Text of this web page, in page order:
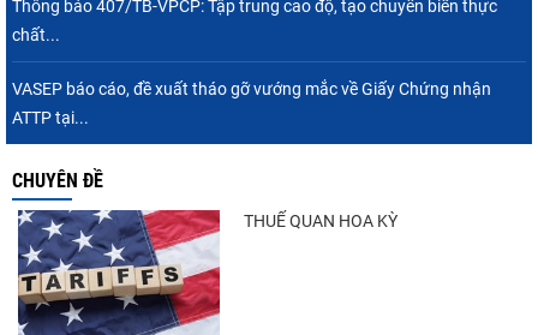
Xuất khẩu cá ngừ Việt Nam sang Canada
Thông báo 407/TB-VPCP: Tập trung cao độ, tạo chuyển biến thực
chất...
VASEP báo cáo, đề xuất tháo gỡ vướng mắc về Giấy Chứng nhận
ATTP tại...
CHUYÊN ĐỀ
THUẾ QUAN HOA KỲ